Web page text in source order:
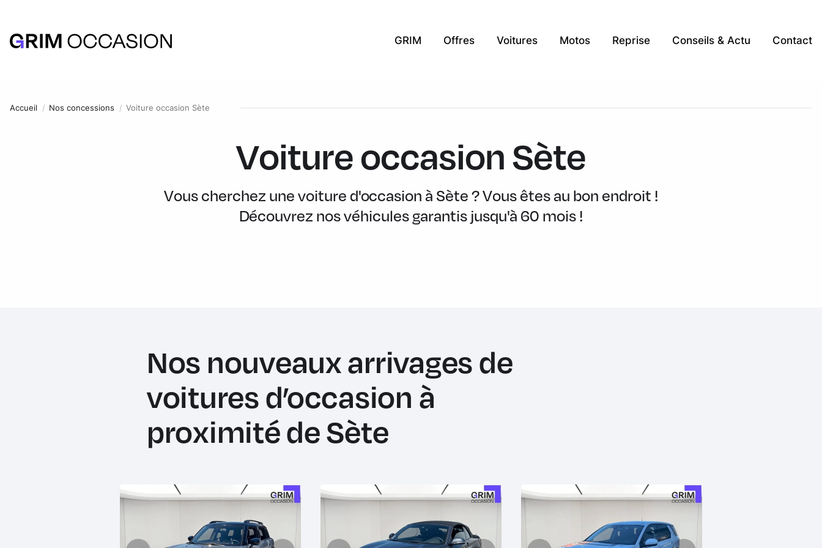
GRIM Offres Voitures Motos Reprise Conseils & Actu Contact
Accueil Nos concessions Voiture occasion Sète
Voiture occasion Sète
Vous cherchez une voiture d'occasion à Sète ? Vous êtes au bon endroit !
Découvrez nos véhicules garantis jusqu'à 60 mois !
Nos nouveaux arrivages de
voitures d’occasion à
proximité de Sète